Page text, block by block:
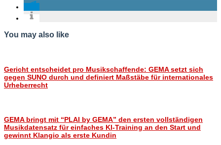
You may also like
Gericht entscheidet pro Musikschaffende: GEMA setzt sich
gegen SUNO durch und definiert Maßstäbe für internationales
Urheberrecht
GEMA bringt mit “PLAI by GEMA” den ersten vollständigen
Musikdatensatz für einfaches KI-Training an den Start und
gewinnt Klangio als erste Kundin